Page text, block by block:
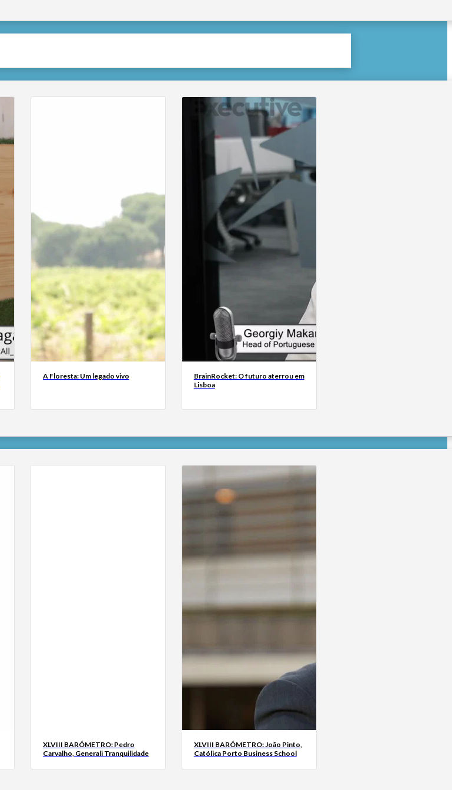
A Floresta: Um legado vivo
BrainRocket: O futuro aterrou em
Lisboa
XLVIII BARÓMETRO: Pedro
Carvalho, Generali Tranquilidade
XLVIII BARÓMETRO: João Pinto,
Católica Porto Business School